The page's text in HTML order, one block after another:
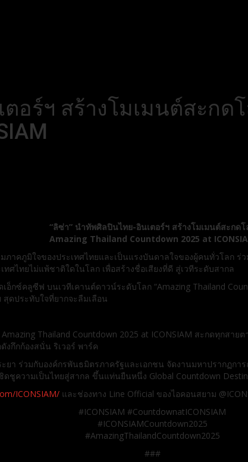
อร์ฯ สร้างโมเมนต์สะกดโ
“ลิซ่า” นำทัพศิลปินไทย-อินเตอร์ฯ สร้างโมเมนต์สะกดโ
Amazing Thailand Countdown 2025 at
าคภูมิใจของประเทศไทยและเป็นแรงบันดาลใจของผู้คนทั่วโลก
ไทยไม่แพ้ชาติใดในโลก เพื่อสร้างชื่อเสียงที่ดี สู่เวทีระดับสากล
กซ์คลูซีฟ บนเวทีเคานต์ดาวน์ระดับโลก “Amazing Thailand
ดประทับใจที่ยากจะลืมเลือน
Thailand Countdown 2025 at ICONSIAM สะกดทุกส
งกึกก้องสนั่น ริเวอร์ พาร์ค
า ร่วมกับองค์กรพันธมิตรภาครัฐและเอกชน จัดงานมหาปรากฏกา
ชูความเป็นไทยสู่สากล ขึ้นแท่นยืนหนึ่ง Global Countdown
ICONSIAM/ และช่องทาง Line Official ของไอคอนสยาม
#ICONSIAM #CountdownatICONSIAM
#ICONSIAMCountdown2025
#AmazingThailandCountdown2025
###